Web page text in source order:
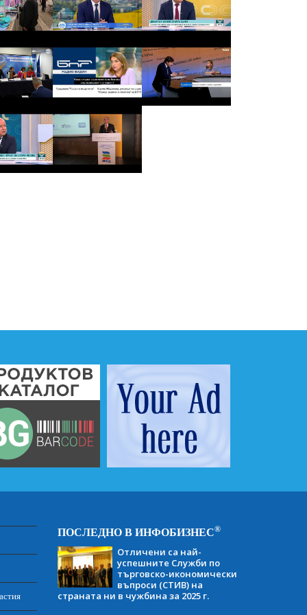
ПОСЛЕДНО В ИНФОБИЗНЕС®
Отличени са най-
успешните Служби по
търговско-икономически
въпроси (СТИВ) на
страната ни в чужбина за 2025 г.